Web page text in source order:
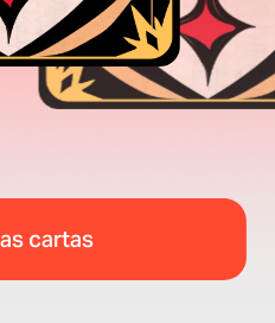
cartas